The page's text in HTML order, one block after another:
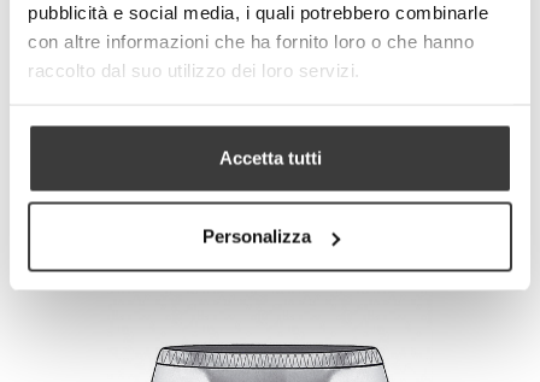
pubblicità e social media, i quali potrebbero combinarle
con altre informazioni che ha fornito loro o che hanno
raccolto dal suo utilizzo dei loro servizi.
Accetta tutti
Personalizza
MORE INFO DATA SHEET
RELATED PRODUCTS